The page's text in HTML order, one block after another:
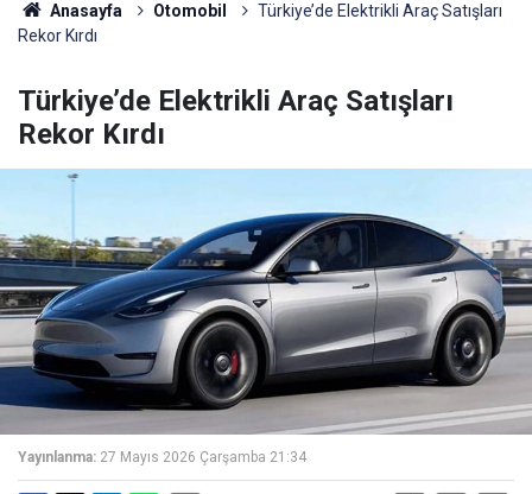
Anasayfa Otomobil
Türkiye’de Elektrikli Araç Satışları
Rekor Kırdı
Türkiye’de Elektrikli Araç Satışları
Rekor Kırdı
Yayınlanma: 27 Mayıs 2026 Çarşamba 21:34